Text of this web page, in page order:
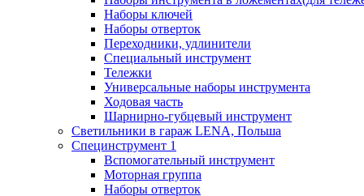
Наборы ключей
Наборы отверток
Переходники, удлинители
Специальный инструмент
Тележки
Универсальные наборы инструмента
Ходовая часть
Шарнирно-губцевый инструмент
Светильники в гараж LENA, Польша
Специнструмент 1
Вспомогательный инструмент
Моторная группа
Наборы отверток